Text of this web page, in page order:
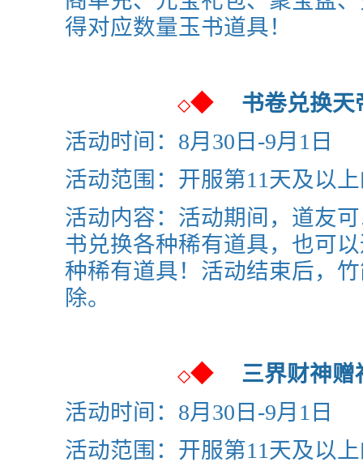
得对应数量玉书道具！
◇◆
书卷兑换
活动时间：8月30日-9月1日
活动范围：开服第11天及以
活动内容：活动期间，道友
书兑换各种稀有道具，也可
种稀有道具！活动结束后，
除。
◇◆
三界财神
活动时间：8月30日-9月1日
活动范围：开服第11天及以